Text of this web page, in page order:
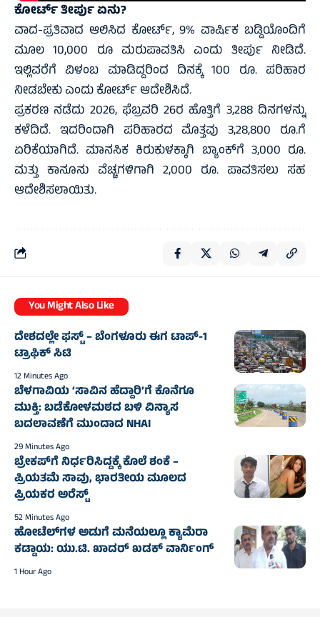
ಕೋರ್ಟ್‌ ತೀರ್ಪು ಏನು?
ವಾದ-ಪ್ರತಿವಾದ ಆಲಿಸಿದ ಕೋರ್ಟ್‌, 9% ವಾರ್ಷಿಕ ಬಡ್ಡಿಯೊಂದಿಗೆ
ಮೂಲ 10,000 ರೂ ಮರುಪಾವತಿಸಿ ಎಂದು ತೀರ್ಪು ನೀಡಿದೆ.
ಇಲ್ಲಿವರೆಗೆ ವಿಳಂಬ ಮಾಡಿದ್ದರಿಂದ ದಿನಕ್ಕೆ 100 ರೂ. ಪರಿಹಾರ
ನೀಡಬೇಕು ಎಂದು ಕೋರ್ಟ್‌ ಆದೇಶಿಸಿದೆ.
ಪ್ರಕರಣ ನಡೆದು 2026, ಫೆಬ್ರವರಿ 26ರ ಹೊತ್ತಿಗೆ 3,288 ದಿನಗಳನ್ನು
ಕಳೆದಿದೆ. ಇದರಿಂದಾಗಿ ಪರಿಹಾರದ ಮೊತ್ತವು 3,28,800 ರೂ.ಗೆ
ಏರಿಕೆಯಾಗಿದೆ. ಮಾನಸಿಕ ಕಿರುಕುಳಕ್ಕಾಗಿ ಬ್ಯಾಂಕ್‌ಗೆ 3,000 ರೂ.
ಮತ್ತು ಕಾನೂನು ವೆಚ್ಚಗಳಿಗಾಗಿ 2,000 ರೂ. ಪಾವತಿಸಲು ಸಹ
ಆದೇಶಿಸಲಾಯಿತು.
You Might Also Like
ದೇಶದಲ್ಲೇ ಫಸ್ಟ್ – ಬೆಂಗಳೂರು ಈಗ ಟಾಪ್-1
ಟ್ರಾಫಿಕ್ ಸಿಟಿ
12 Minutes Ago
ಬೆಳಗಾವಿಯ ‘ಸಾವಿನ ಹೆದ್ದಾರಿ’ಗೆ ಕೊನೆಗೂ
ಮುಕ್ತಿ: ಬಡೆಕೋಳಮಠದ ಬಳಿ ವಿನ್ಯಾಸ
ಬದಲಾವಣೆಗೆ ಮುಂದಾದ NHAI
29 Minutes Ago
ಬ್ರೇಕಪ್‌ಗೆ ನಿರ್ಧರಿಸಿದ್ದಕ್ಕೆ ಕೊಲೆ ಶಂಕೆ –
ಪ್ರಿಯತಮೆ ಸಾವು, ಭಾರತೀಯ ಮೂಲದ
ಪ್ರಿಯಕರ ಅರೆಸ್ಟ್
52 Minutes Ago
ಹೋಟೆಲ್‌ಗಳ ಅಡುಗೆ ಮನೆಯಲ್ಲೂ ಕ್ಯಾಮೆರಾ
ಕಡ್ಡಾಯ: ಯು.ಟಿ. ಖಾದರ್ ಖಡಕ್ ವಾರ್ನಿಂಗ್
1 Hour Ago